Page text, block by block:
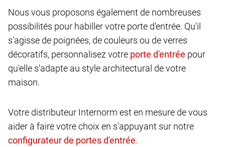
Nous vous proposons également de nombreuses
possibilités pour habiller votre porte d'entrée. Qu'il
s'agisse de poignées, de couleurs ou de verres
décoratifs, personnalisez votre
pour
qu'elle s'adapte au style architectural de votre
maison.
Votre distributeur Internorm est en mesure de vous
aider à faire votre choix en s'appuyant sur notre
.